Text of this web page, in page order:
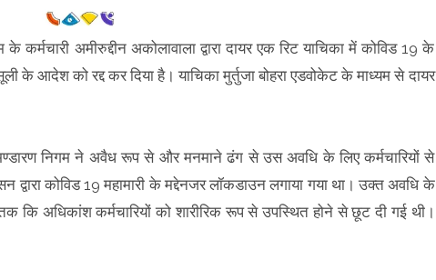
कर्मचारी अमीरुद्दीन अकोलावाला द्वारा दायर एक रिट याचिका में कोविड 19 के
आदेश को रद्द कर दिया है। याचिका मुर्तुजा बोहरा एडवोकेट के माध्यम से दायर
भण्डारण निगम ने अवैध रूप से और मनमाने ढंग से उस अवधि के लिए कर्मचारियों से
द्वारा कोविड 19 महामारी के मद्देनजर लॉकडाउन लगाया गया था। उक्त अवधि के
कि अधिकांश कर्मचारियों को शारीरिक रूप से उपस्थित होने से छूट दी गई थी।